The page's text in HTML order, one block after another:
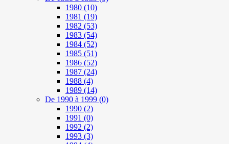
1980 (10)
1981 (19)
1982 (53)
1983 (54)
1984 (52)
1985 (51)
1986 (52)
1987 (24)
1988 (4)
1989 (14)
De 1990 à 1999 (0)
1990 (2)
1991 (0)
1992 (2)
1993 (3)